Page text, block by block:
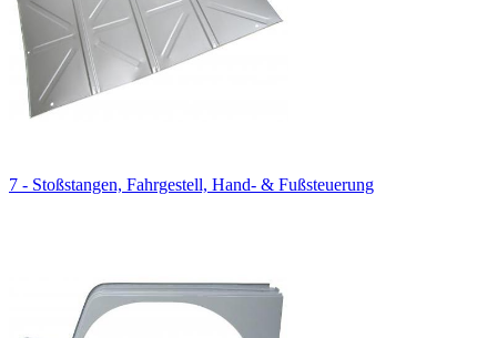
7 - Stoßstangen, Fahrgestell, Hand- & Fußsteuerung